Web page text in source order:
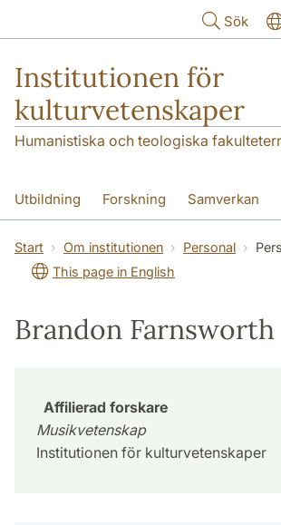
Sök
Institutionen för
kulturvetenskaper
Humanistiska och teologiska
Utbildning Forskning Samverkan
Om institutionen Kontakt
Start Om institutionen Personal
This page in English
Brandon Farnsworth
Affilierad forskare
Musikvetenskap
Institutionen för kulturvetenskaper